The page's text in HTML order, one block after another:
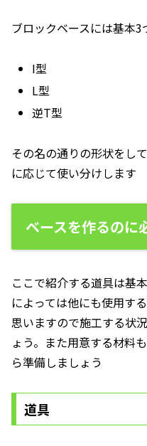
ブロックベースには基本
I型
L型
逆T型
その名の通りの形状をし
に応じて使い分けします
ベースを作るのに
ここで紹介する道具は基
によっては他にも使用す
思いますので施工する状
ょう。また用意する材料
ら準備しましょう
道具